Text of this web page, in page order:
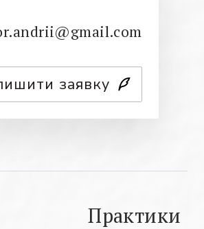
заявку
Практики